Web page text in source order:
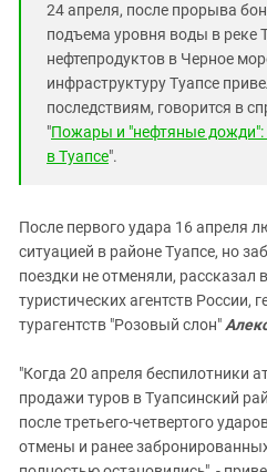
24 апреля, после прорыва
подъема уровня воды в реке
нефтепродуктов в Черное
инфраструктуру Туапсе
последствиям, говорится в
"Пожары и "нефтяные дожди":
в Туапсе".
После первого удара 16 апреля
ситуацией в районе Туапсе, но
поездки не отменяли, рассказал
туристических агентств России,
турагентств "Розовый слон"
"Когда 20 апреля беспилотники
продажи туров в Туапсинский
после третьего-четвертого
отмены и ранее